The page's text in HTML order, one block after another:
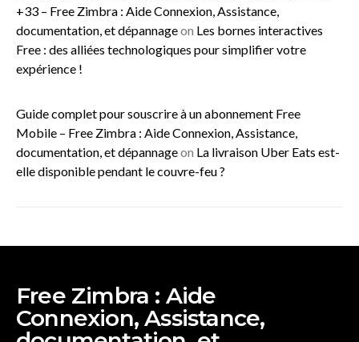
+33 – Free Zimbra : Aide Connexion, Assistance,
documentation, et dépannageon Les bornes interactives
Free : des alliées technologiques pour simplifier votre
expérience !
Guide complet pour souscrire à un abonnement Free
Mobile – Free Zimbra : Aide Connexion, Assistance,
documentation, et dépannageon La livraison Uber Eats est-
elle disponible pendant le couvre-feu ?
Free Zimbra : Aide
Connexion, Assistance,